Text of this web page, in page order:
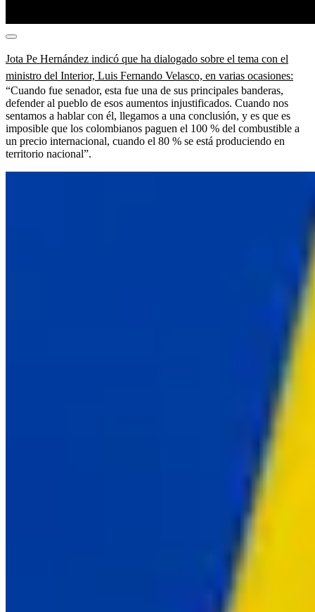
Jota Pe Hernández indicó que ha dialogado sobre el tema con el
ministro del Interior, Luis Fernando Velasco, en varias ocasiones:
“Cuando fue senador, esta fue una de sus principales banderas,
defender al pueblo de esos aumentos injustificados. Cuando nos
sentamos a hablar con él, llegamos a una conclusión, y es que es
imposible que los colombianos paguen el 100 % del combustible a
un precio internacional, cuando el 80 % se está produciendo en
territorio nacional”.